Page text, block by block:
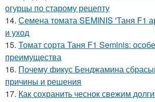
огурцы по старому рецепту
14. Семена томата SEMINIS 'Таня F1
и уход
15. Томат сорта Таня F1 Seminis:
преимущества
16. Почему фикус Бенджамина
причины и решения
17. Как сохранить чеснок свежим